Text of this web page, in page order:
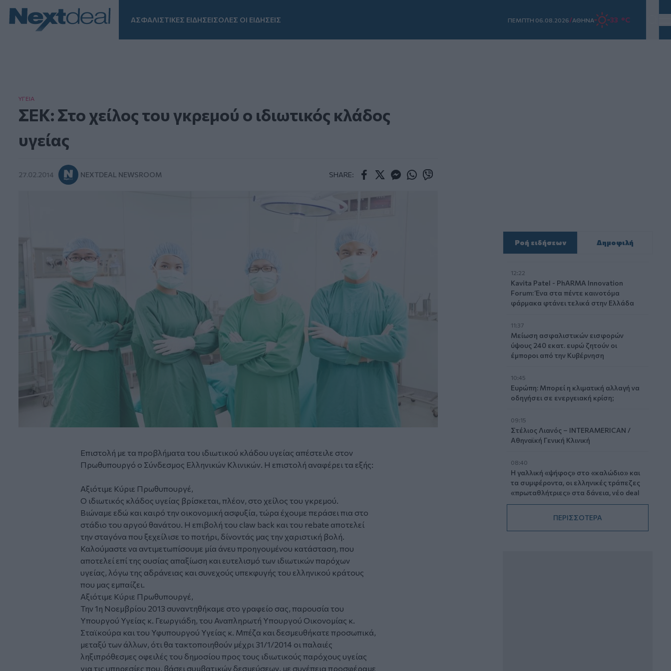
ΑΣΦΑΛΙΣΤΙΚΕΣ ΕΙΔΗΣΕΙΣΟΛΕΣ ΟΙ ΕΙΔΗΣΕΙΣ ΠΕΜΠΤΗ 06.08.2026/ΑΘΗΝΑ 33 °C
ΥΓΕΙΑ
ΣΕΚ: Στο χείλος του γκρεμού ο ιδιωτικός κλάδος
υγείας
27.02.2014 NEXTDEAL NEWSROOM SHARE:
Επιστολή με τα προβλήματα του ιδιωτικού κλάδου υγείας απέστειλε στον
Πρωθυπουργό ο Σύνδεσμος Ελληνικών Κλινικών. Η επιστολή αναφέρει τα εξής:
Αξιότιμε Κύριε Πρωθυπουργέ,
Ο ιδιωτικός κλάδος υγείας βρίσκεται, πλέον, στο χείλος του γκρεμού.
Βιώναμε εδώ και καιρό την οικονομική ασφυξία, τώρα έχουμε περάσει πια στο
στάδιο του αργού θανάτου. Η επιβολή του claw back και του rebate αποτελεί
την σταγόνα που ξεχείλισε το ποτήρι, δίνοντάς μας την χαριστική βολή.
Καλούμαστε να αντιμετωπίσουμε μία άνευ προηγουμένου κατάσταση, που
αποτελεί επί της ουσίας απαξίωση και ευτελισμό των ιδιωτικών παρόχων
υγείας, λόγω της αδράνειας και συνεχούς υπεκφυγής του ελληνικού κράτους
που μας εμπαίζει.
Αξιότιμε Κύριε Πρωθυπουργέ,
Την 1η Νοεμβρίου 2013 συναντηθήκαμε στο γραφείο σας, παρουσία του
Υπουργού Υγείας κ. Γεωργιάδη, του Αναπληρωτή Υπουργού Οικονομίας κ.
Σταϊκούρα και του Υφυπουργού Υγείας κ. Μπέζα και δεσμευθήκατε προσωπικά,
μεταξύ των άλλων, ότι θα τακτοποιηθούν μέχρι 31/1/2014 οι παλαιές
ληξιπρόθεσμες οφειλές του δημοσίου προς τους ιδιωτικούς παρόχους υγείας
για τις υπηρεσίες που, βάσει συμβατικών δεσμεύσεων, με συνέπεια προσφέραμε
Ροή ειδήσεων Δημοφιλή
12:22
Kavita Patel - PhARMA Innovation
Forum: Ένα στα πέντε καινοτόμα
φάρμακα φτάνει τελικά στην Ελλάδα
11:37
Μείωση ασφαλιστικών εισφορών
ύψους 240 εκατ. ευρώ ζητούν οι
έμποροι από την Κυβέρνηση
10:45
Ευρώπη: Μπορεί η κλιματική αλλαγή να
οδηγήσει σε ενεργειακή κρίση;
09:15
Στέλιος Λιανός – INTERAMERICAN /
Αθηναϊκή Γενική Κλινική
08:40
Η γαλλική «ψήφος» στο «καλώδιο» και
τα συμφέροντα, οι ελληνικές τράπεζες
«πρωταθλήτριες» στα δάνεια, νέο deal
Βαρδινογιάννη- Εξάρχου και ο
ΠΕΡΙΣΣΟΤΕΡΑ